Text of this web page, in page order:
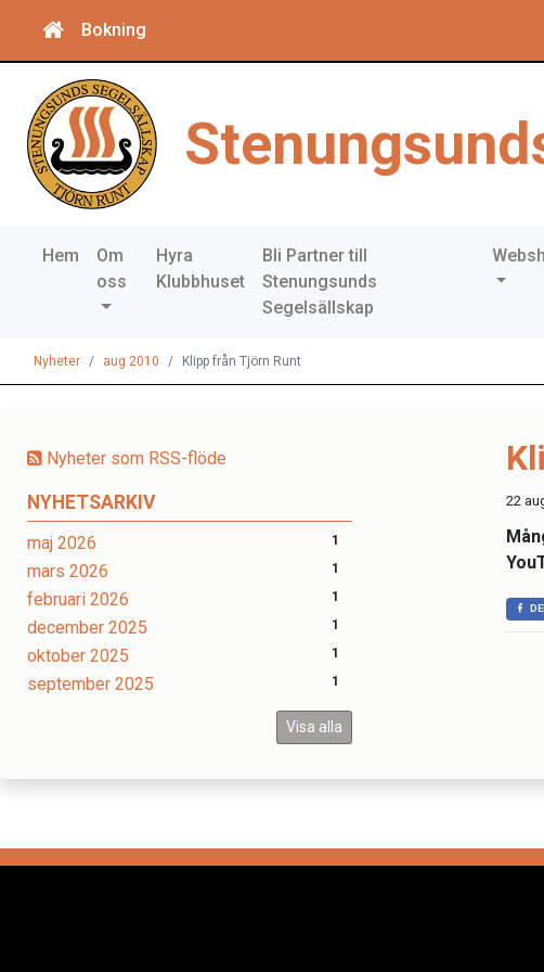
Bokning
Hem
Om
oss
Hyra
Klubbhuset
Bli Partner till
Stenungsunds
Segelsällskap
Nyheter aug 2010 Klipp från Tjörn Runt
Nyheter som RSS-flöde
NYHETSARKIV
maj 2026 1
mars 2026 1
februari 2026 1
december 2025 1
oktober 2025 1
september 2025 1
Visa alla
22